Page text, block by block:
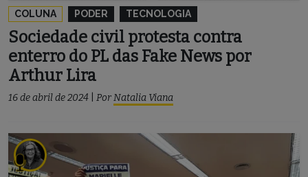
COLUNA PODER TECNOLOGIA
Sociedade civil protesta contra
enterro do PL das Fake News por
Arthur Lira
16 de abril de 2024 PorNatalia Viana